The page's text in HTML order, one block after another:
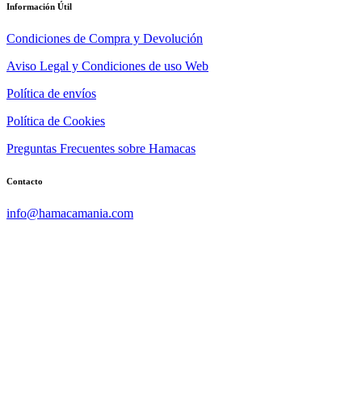
Información Útil
Condiciones de Compra y Devolución
Aviso Legal y Condiciones de uso Web
Política de envíos
Política de Cookies
Preguntas Frecuentes sobre Hamacas
Contacto
info@hamacamania.com